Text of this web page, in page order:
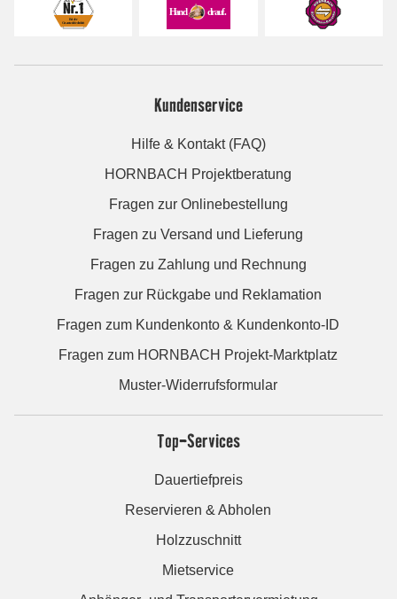
Kundenservice
Hilfe & Kontakt (FAQ)
HORNBACH Projektberatung
Fragen zur Onlinebestellung
Fragen zu Versand und Lieferung
Fragen zu Zahlung und Rechnung
Fragen zur Rückgabe und Reklamation
Fragen zum Kundenkonto & Kundenkonto-ID
Fragen zum HORNBACH Projekt-Marktplatz
Muster-Widerrufsformular
Top-Services
Dauertiefpreis
Reservieren & Abholen
Holzzuschnitt
Mietservice